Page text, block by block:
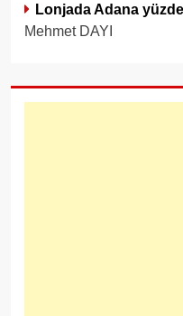
Lonjada Adana
Mehmet DAYI